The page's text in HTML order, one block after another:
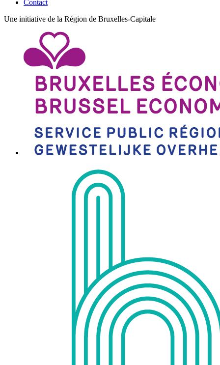
Contact
Une initiative de la Région de Bruxelles-Capitale